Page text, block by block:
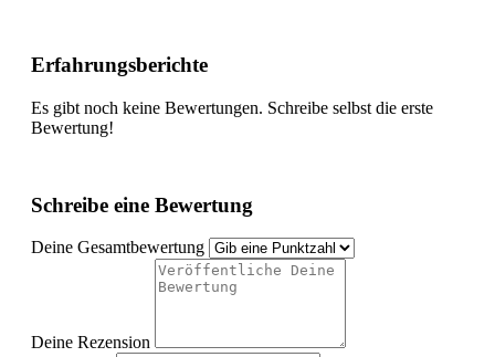
Erfahrungsberichte
Es gibt noch keine Bewertungen. Schreibe selbst die erste
Bewertung!
Schreibe eine Bewertung
Deine Gesamtbewertung
Deine Rezension